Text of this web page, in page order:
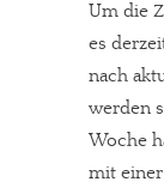
Um die
es
nach
werden
Woche
mit